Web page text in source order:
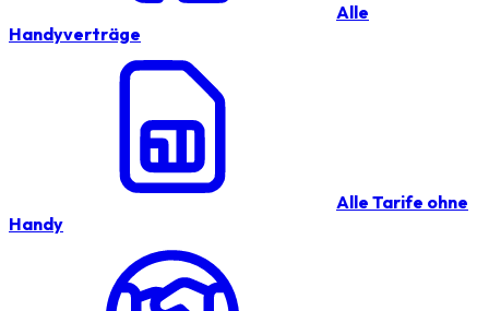
Alle
Handyverträge
Alle Tarife ohne
Handy